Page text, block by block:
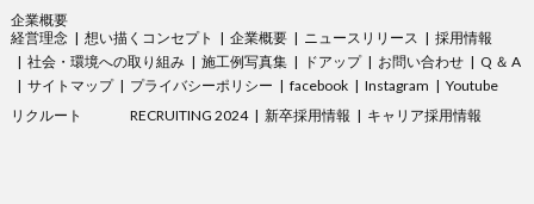
企業概要
経営理念
想い描くコンセプト 企業概要 ニュースリリース
採用情報
社会・環境への取り組み
施工例写真集 ドアップ お問い合わせ
Q ＆ A
サイトマップ
プライバシーポリシー facebook Instagram
Youtube
リクルート
RECRUITING 2024 新卒採用情報 キャリア採用情報